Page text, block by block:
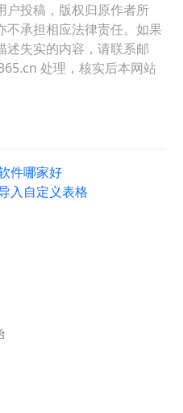
户投稿，版权归原作者所
不承担相应法律责任。如果
述失实的内容，请联系邮
处理，核实后本网站
件哪家好
入自定义表格